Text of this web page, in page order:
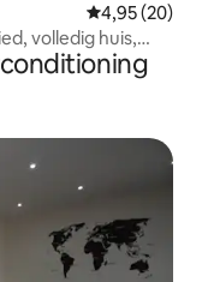
Gemiddelde
4,95 (20)
volledig huis,